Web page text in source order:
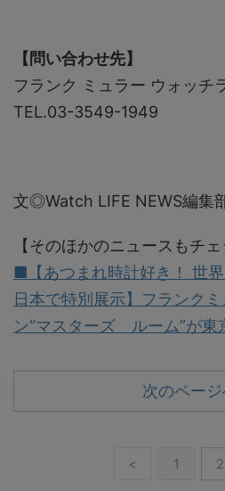
【問い合わせ先】
フランク ミュラー ウォッチ
TEL.03-3549-1949
文◎Watch LIFE NEWS編集
【そのほかのニュースもチェ
■【あつまれ時計好き！ 世
日本で特別展示】フランク
ン“マスターズ ルーム”が東
次のペー
< 1 2